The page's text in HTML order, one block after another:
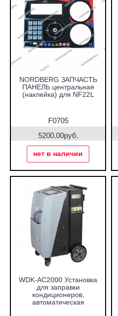
NORDBERG ЗАПЧАСТЬ
ПАНЕЛЬ центральная
(наклейка) для NF22L
F0705
5200.00руб.
нет в наличии
WDK-AC2000 Установка
для заправки
кондиционеров,
автоматическая